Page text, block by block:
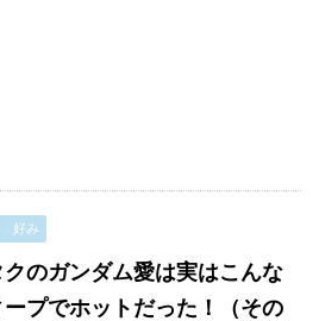
好み
クのガンダム愛は実はこんな
ープでホットだった！（その